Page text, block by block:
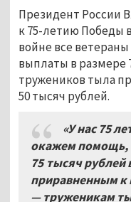
Президент России
к 75-летию Победы
войне все
выплаты в размере
тружеников тыла
50 тысяч рублей.
«У нас 75
окажем помощь,
75 тысяч рублей
приравненным к
— труженикам